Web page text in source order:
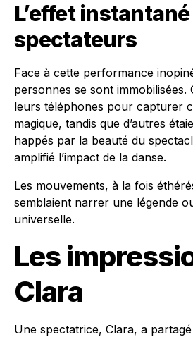
L’effet
spectateurs
Face à cette performance
personnes se sont immobilisées.
leurs téléphones pour capturer
magique, tandis que d’autres
happés par la beauté du
amplifié l’impact de la danse.
Les mouvements, à la fois
semblaient narrer une légende
universelle.
Les
Clara
Une spectatrice, Clara, a